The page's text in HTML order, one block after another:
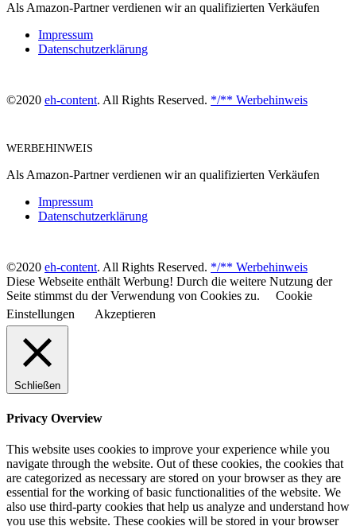
Als Amazon-Partner verdienen wir an qualifizierten Verkäufen
Impressum
Datenschutzerklärung
©2020 eh-content. All Rights Reserved. */** Werbehinweis
WERBEHINWEIS
Als Amazon-Partner verdienen wir an qualifizierten Verkäufen
Impressum
Datenschutzerklärung
©2020 eh-content. All Rights Reserved. */** Werbehinweis
Diese Webseite enthält Werbung! Durch die weitere Nutzung der
Seite stimmst du der Verwendung von Cookies zu.
Cookie
Einstellungen
Akzeptieren
Schließen
Privacy Overview
This website uses cookies to improve your experience while you
navigate through the website. Out of these cookies, the cookies that
are categorized as necessary are stored on your browser as they are
essential for the working of basic functionalities of the website. We
also use third-party cookies that help us analyze and understand how
you use this website. These cookies will be stored in your browser